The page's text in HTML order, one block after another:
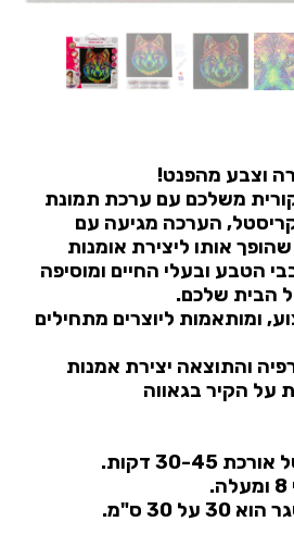
וצבע מהפנט!
משלכם עם ערכת תמונת
הערכה מגיעה עם
אותו ליצירת אומנות
הטבע ובעלי החיים ומוסיפה
הבית שלכם.
ומותאמות ליוצרים מתחילים
והתוצאה יצירת אמנות
על הקיר בגאווה
45 דקות.
30 ס"מ.